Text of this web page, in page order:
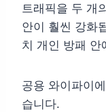
트래픽을 두 개
안이 훨씬 강화
치 개인 방패 안
공용 와이파이
습니다.